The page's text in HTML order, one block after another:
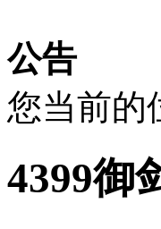
公告
您当前的
4399御